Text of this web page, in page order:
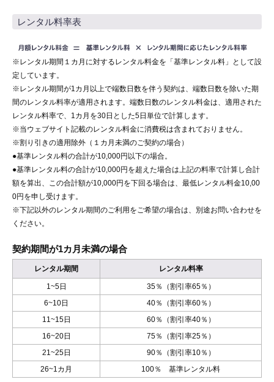
レンタル料率表
※レンタル期間１カ月に対するレンタル料金を「基準レンタル料」として設
定しています。
※レンタル期間が1カ月以上で端数日数を伴う契約は、端数日数を除いた期
間のレンタル料率が適用されます。端数日数のレンタル料金は、適用された
レンタル料率で、1カ月を30日とした5日単位で計算します。
※当ウェブサイト記載のレンタル料金に消費税は含まれておりません。
※割り引きの適用除外（１カ月未満のご契約の場合）
●基準レンタル料の合計が10,000円以下の場合。
●基準レンタル料の合計が10,000円を超えた場合は上記の料率で計算し合計
額を算出、この合計額が10,000円を下回る場合は、最低レンタル料金10,00
0円を申し受けます。
※下記以外のレンタル期間のご利用をご希望の場合は、別途お問い合わせを
ください。
契約期間が1カ月未満の場合
レンタル期間 レンタル料率
1~5日
35％（割引率65％）
6~10日
40％（割引率60％）
11~15日
60％（割引率40％）
16~20日
75％（割引率25％）
21~25日
90％（割引率10％）
26~1カ月
100％ 基準レンタル料